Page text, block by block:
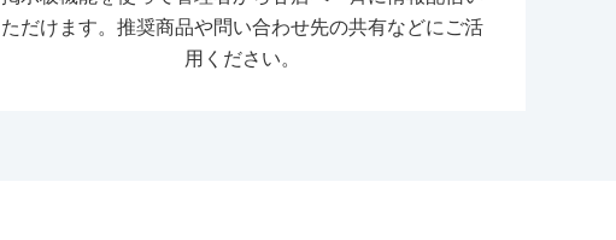
ただけます。推奨商品や問い合わせ先の共有などにご活
用ください。